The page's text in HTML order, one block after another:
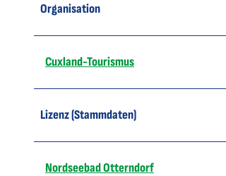
Organisation
Cuxland-Tourismus
Lizenz (Stammdaten)
Nordseebad Otterndorf